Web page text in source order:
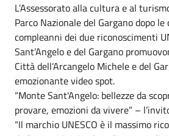
L’Assessorato alla cultura e al
Parco Nazionale del Gargano dopo
compleanni dei due riconoscimenti
Sant’Angelo e del Gargano
Città dell’Arcangelo Michele e del
emozionante video spot.
“Monte Sant'Angelo: bellezze da
provare, emozioni da vivere” –
“Il marchio UNESCO è il massimo